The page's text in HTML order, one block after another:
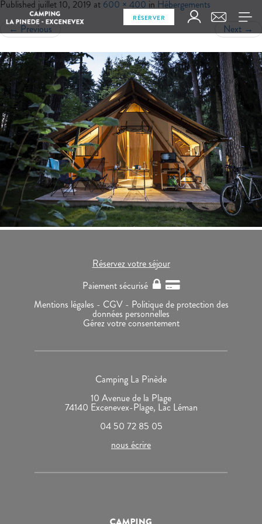
RÉSERVER
Published juillet 10, 2019 at 600 × 400 in Hébergements
← Previous Next →
Réservez votre séjour
Paiement sécurisé
Mentions légales - CGV - Politique de protection des
données personnelles
Gérez votre consentement
Camping La Pinède
10 Avenue de la Plage
74140 Excenevex-Plage, Lac Léman
04 50 72 85 05
nous écrire